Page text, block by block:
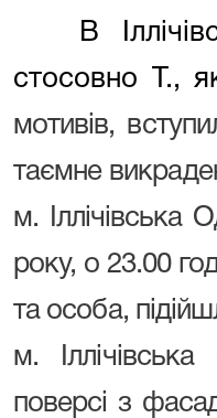
В
стосовно Т.,
мотивів,
таємне
м. Іллічівська
року, о 23.00
та особа,
м.
поверсі з